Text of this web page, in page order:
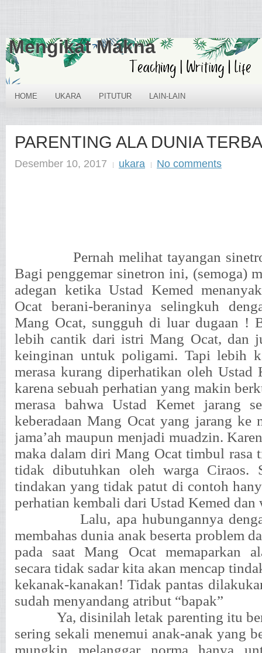
Mengikat Makna
HOME UKARA PITUTUR LAIN-LAIN
PARENTING ALA DUNIA
Desember 10, 2017 ukara No comments
Pernah melihat tayangan
Bagi penggemar sinetron ini, (semoga)
adegan ketika Ustad Kemed
Ocat berani-beraninya selingkuh
Mang Ocat, sungguh di luar dugaan !
lebih cantik dari istri Mang Ocat, dan
keinginan untuk poligami. Tapi lebih
merasa kurang diperhatikan oleh Ustad
karena sebuah perhatian yang makin
merasa bahwa Ustad Kemet jarang
keberadaan Mang Ocat yang jarang ke
jama’ah maupun menjadi muadzin.
maka dalam diri Mang Ocat timbul rasa
tidak dibutuhkan oleh warga Ciraos.
tindakan yang tidak patut di contoh
perhatian kembali dari Ustad Kemed dan
Lalu, apa hubungannya
membahas dunia anak beserta problem
pada saat Mang Ocat memaparkan
secara tidak sadar kita akan mencap
kekanak-kanakan! Tidak pantas
sudah menyandang atribut “bapak”
Ya, disinilah letak parenting itu
sering sekali menemui anak-anak yang
mungkin melanggar norma hanya